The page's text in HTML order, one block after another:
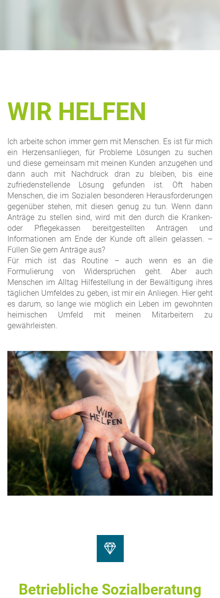
WIR HELFEN
Ich arbeite schon immer gern mit Menschen. Es ist für mich
ein Herzensanliegen, für Probleme Lösungen zu suchen
und diese gemeinsam mit meinen Kunden anzugehen und
dann auch mit Nachdruck dran zu bleiben, bis eine
zufriedenstellende Lösung gefunden ist. Oft haben
Menschen, die im Sozialen besonderen Herausforderungen
gegenüber stehen, mit diesen genug zu tun. Wenn dann
Anträge zu stellen sind, wird mit den durch die Kranken-
oder Pflegekassen bereitgestellten Anträgen und
Informationen am Ende der Kunde oft allein gelassen. –
Füllen Sie gern Anträge aus?
Für mich ist das Routine – auch wenn es an die
Formulierung von Widersprüchen geht. Aber auch
Menschen im Alltag Hilfestellung in der Bewältigung ihres
täglichen Umfeldes zu geben, ist mir ein Anliegen. Hier geht
es darum, so lange wie möglich ein Leben im gewohnten
heimischen Umfeld mit meinen Mitarbeitern zu
gewährleisten.
Betriebliche Sozialberatung